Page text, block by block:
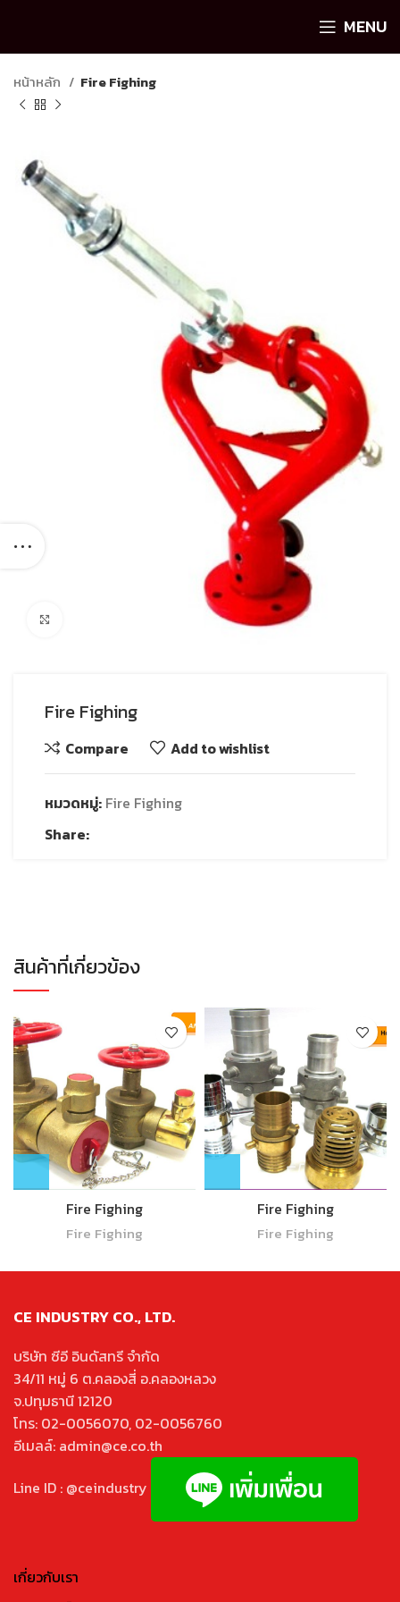
MENU
หน้าหลัก Fire Fighing
Fire Fighing
Compare Add to wishlist
หมวดหมู่: Fire Fighing
Share:
สินค้าที่เกี่ยวข้อง
Fire Fighing
Fire Fighing
Fire Fighing
Fire Fighing
CE INDUSTRY CO., LTD.
บริษัท ซีอี อินดัสทรี จำกัด
34/11 หมู่ 6 ต.คลองสี่ อ.คลองหลวง
จ.ปทุมธานี 12120
โทร: 02-0056070, 02-0056760
อีเมลล์: admin@ce.co.th
Line ID : @ceindustry
เกี่ยวกับเรา